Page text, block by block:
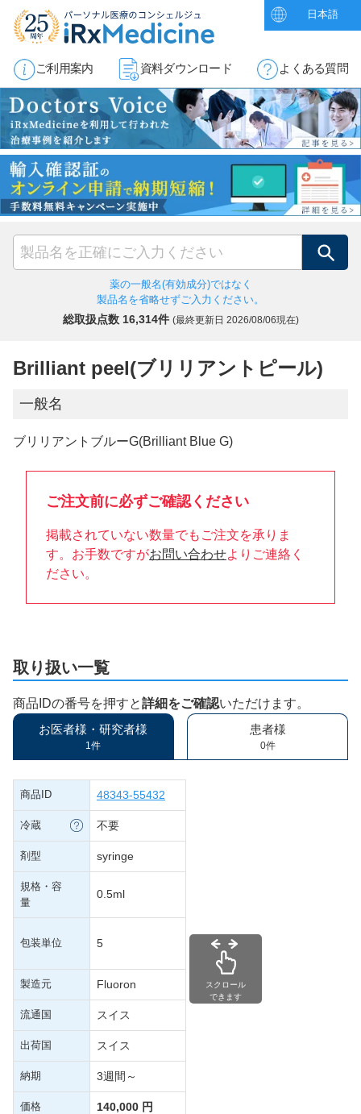
日本語
ご利用案内 資料ダウンロード よくある質問
検索
薬の一般名(有効成分)ではなく
製品名を省略せずご入力ください。
総取扱点数 16,314件 (最終更新日 2026/08/06現在)
Brilliant peel(ブリリアントピール)
一般名
ブリリアントブルーG(Brilliant Blue G)
ご注文前に必ずご確認ください
掲載されていない数量でもご注文を承りま
す。お手数ですがお問い合わせよりご連絡く
ださい。
取り扱い一覧
商品IDの番号を押すと詳細をご確認いただけます。
お医者様・研究者様
1件
患者様
0件
商品ID 48343-55432
冷蔵 不要
剤型 syringe
規格・容
量
0.5ml
包装単位 5
製造元 Fluoron
流通国 スイス
出荷国 スイス
納期 3週間～
価格 140,000 円
スクロール
できます